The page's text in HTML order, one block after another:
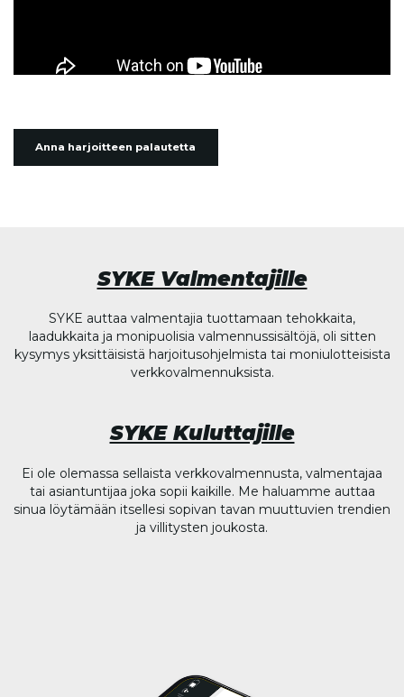
Anna harjoitteen palautetta
SYKE Valmentajille
SYKE auttaa valmentajia tuottamaan tehokkaita,
laadukkaita ja monipuolisia valmennussisältöjä, oli sitten
kysymys yksittäisistä harjoitusohjelmista tai moniulotteisista
verkkovalmennuksista.
SYKE Kuluttajille
Ei ole olemassa sellaista verkkovalmennusta, valmentajaa
tai asiantuntijaa joka sopii kaikille. Me haluamme auttaa
sinua löytämään itsellesi sopivan tavan muuttuvien trendien
ja villitysten joukosta.